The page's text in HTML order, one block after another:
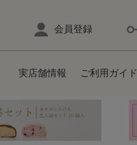
会員登録
実店舗情報 ご利用ガイド